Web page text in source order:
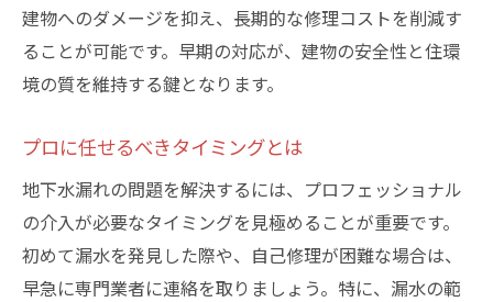
予防的対策の導入で安心を築く
将来的なトラブルを避けるために
建物へのダメージを抑え、長期的な修理コストを削減す
ることが可能です。早期の対応が、建物の安全性と住環
境の質を維持する鍵となります。
プロに任せるべきタイミングとは
地下水漏れの問題を解決するには、プロフェッショナル
の介入が必要なタイミングを見極めることが重要です。
初めて漏水を発見した際や、自己修理が困難な場合は、
早急に専門業者に連絡を取りましょう。特に、漏水の範